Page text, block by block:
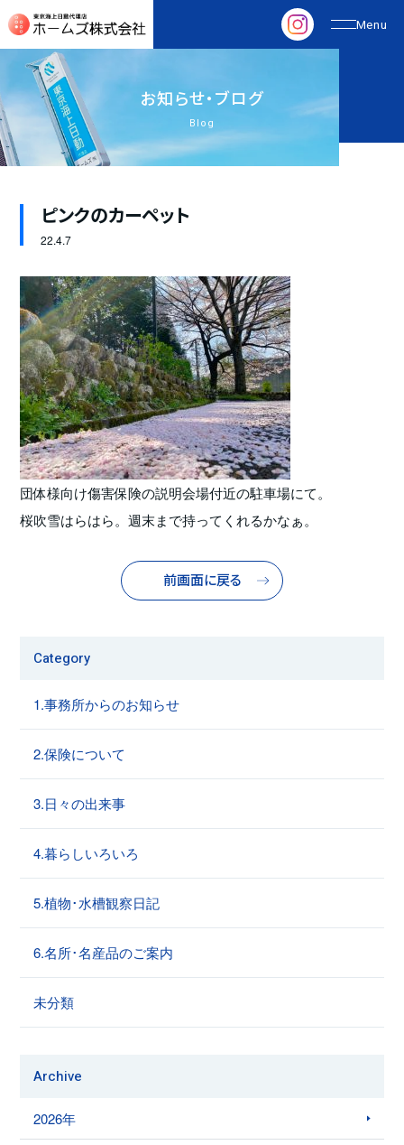
お知らせ・ブログ
Blog
ピンクのカーペット
22.4.7
団体様向け傷害保険の説明会場付近の駐車場にて。
桜吹雪はらはら。週末まで持ってくれるかなぁ。
前画面に戻る
Category
1.事務所からのお知らせ
2.保険について
3.日々の出来事
4.暮らしいろいろ
5.植物･水槽観察日記
6.名所･名産品のご案内
未分類
Archive
2026年